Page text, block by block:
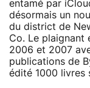
entamé par
désormais un
du district de
Co. Le plaignant
2006 et 2007
publications de
édité 1000 livres